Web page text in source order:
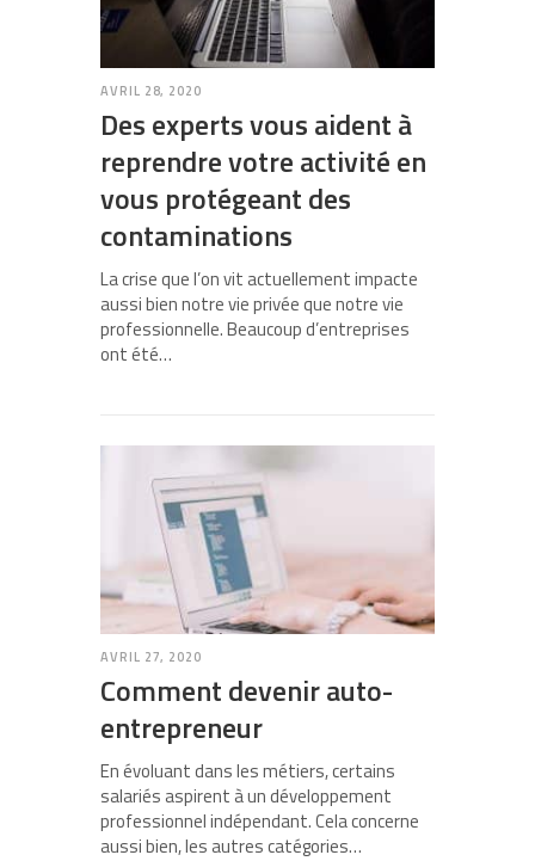
AVRIL 28, 2020
Des experts vous aident à
reprendre votre activité en
vous protégeant des
contaminations
La crise que l’on vit actuellement impacte
aussi bien notre vie privée que notre vie
professionnelle. Beaucoup d’entreprises
ont été…
AVRIL 27, 2020
Comment devenir auto-
entrepreneur
En évoluant dans les métiers, certains
salariés aspirent à un développement
professionnel indépendant. Cela concerne
aussi bien, les autres catégories…